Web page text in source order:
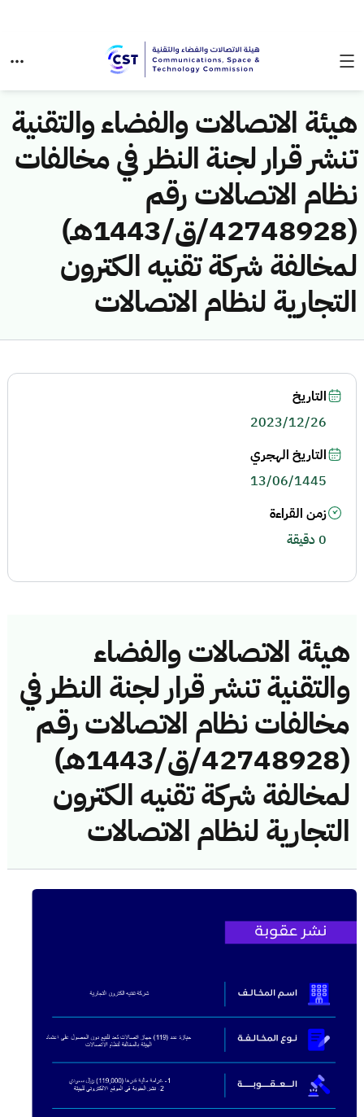
هيئة الاتصالات والفضاء والتقنية
تنشر قرار لجنة النظر في مخالفات
نظام الاتصالات رقم
(42748928/ق/1443هـ)
لمخالفة شركة تقنيه الكترون
التجارية لنظام الاتصالات
هيئة الاتصالات والفضاء
والتقنية تنشر قرار لجنة النظر في
مخالفات نظام الاتصالات رقم
(42748928/ق/1443هـ)
لمخالفة شركة تقنيه الكترون
التجارية لنظام الاتصالات
التاريخ
2023/12/26
التاريخ الهجري
13/06/1445
زمن القراءة
0 دقيقة